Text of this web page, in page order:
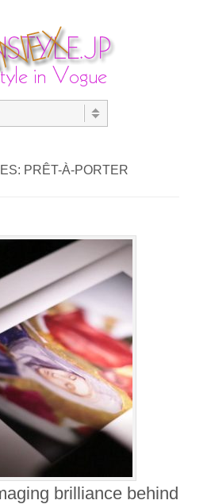
PRÊT-À-PORTER
brilliance behind